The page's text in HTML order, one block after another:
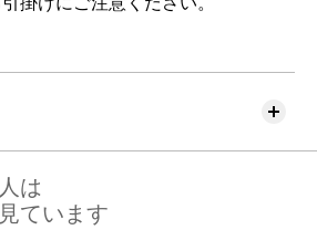
は
ています